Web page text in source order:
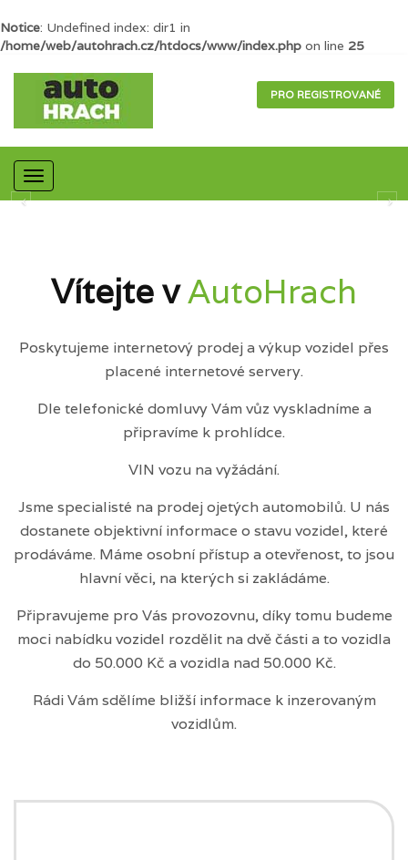
Notice: Undefined index: dir1 in
/home/web/autohrach.cz/htdocs/www/index.php on line 25
PRO REGISTROVANÉ
Mobilní
navigace
Vítejte vAutoHrach
Poskytujeme internetový prodej a výkup vozidel přes
placené internetové servery.
Dle telefonické domluvy Vám vůz vyskladníme a
připravíme k prohlídce.
VIN vozu na vyžádání.
Jsme specialisté na prodej ojetých automobilů. U nás
dostanete objektivní informace o stavu vozidel, které
prodáváme. Máme osobní přístup a otevřenost, to jsou
hlavní věci, na kterých si zakládáme.
Připravujeme pro Vás provozovnu, díky tomu budeme
moci nabídku vozidel rozdělit na dvě části a to vozidla
do 50.000 Kč a vozidla nad 50.000 Kč.
Rádi Vám sdělíme bližší informace k inzerovaným
vozidlům.